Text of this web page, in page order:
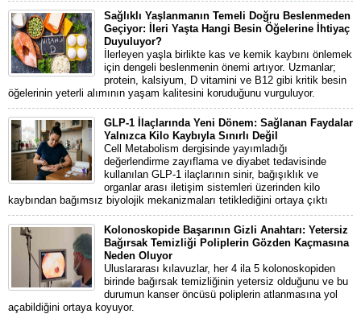
Sağlıklı Yaşlanmanın Temeli Doğru Beslenmeden
Geçiyor: İleri Yaşta Hangi Besin Öğelerine İhtiyaç
Duyuluyor?
İlerleyen yaşla birlikte kas ve kemik kaybını önlemek
için dengeli beslenmenin önemi artıyor. Uzmanlar;
protein, kalsiyum, D vitamini ve B12 gibi kritik besin
öğelerinin yeterli alımının yaşam kalitesini koruduğunu vurguluyor.
GLP-1 İlaçlarında Yeni Dönem: Sağlanan Faydalar
Yalnızca Kilo Kaybıyla Sınırlı Değil
Cell Metabolism dergisinde yayımladığı
değerlendirme zayıflama ve diyabet tedavisinde
kullanılan GLP-1 ilaçlarının sinir, bağışıklık ve
organlar arası iletişim sistemleri üzerinden kilo
kaybından bağımsız biyolojik mekanizmaları tetiklediğini ortaya çıktı
Kolonoskopide Başarının Gizli Anahtarı: Yetersiz
Bağırsak Temizliği Poliplerin Gözden Kaçmasına
Neden Oluyor
Uluslararası kılavuzlar, her 4 ila 5 kolonoskopiden
birinde bağırsak temizliğinin yetersiz olduğunu ve bu
durumun kanser öncüsü poliplerin atlanmasına yol
açabildiğini ortaya koyuyor.